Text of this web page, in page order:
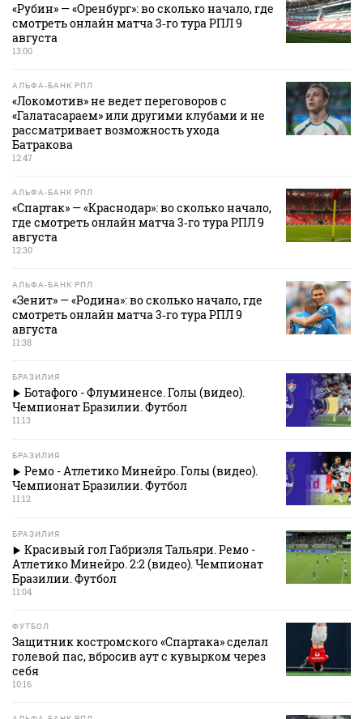
«Рубин» — «Оренбург»: во сколько начало, где
смотреть онлайн матча 3‑го тура РПЛ 9
августа
13:00
АЛЬФА-БАНК РПЛ
«Локомотив» не ведет переговоров с
«Галатасараем» или другими клубами и не
рассматривает возможность ухода
Батракова
12:47
АЛЬФА-БАНК РПЛ
«Спартак» — «Краснодар»: во сколько начало,
где смотреть онлайн матча 3‑го тура РПЛ 9
августа
12:30
АЛЬФА-БАНК РПЛ
«Зенит» — «Родина»: во сколько начало, где
смотреть онлайн матча 3‑го тура РПЛ 9
августа
11:38
БРАЗИЛИЯ
Ботафого - Флуминенсе. Голы (видео).
Чемпионат Бразилии. Футбол
11:13
БРАЗИЛИЯ
Ремо - Атлетико Минейро. Голы (видео).
Чемпионат Бразилии. Футбол
11:12
БРАЗИЛИЯ
Красивый гол Габриэля Тальяри. Ремо -
Атлетико Минейро. 2:2 (видео). Чемпионат
Бразилии. Футбол
11:04
ФУТБОЛ
Защитник костромского «Спартака» сделал
голевой пас, вбросив аут с кувырком через
себя
10:16